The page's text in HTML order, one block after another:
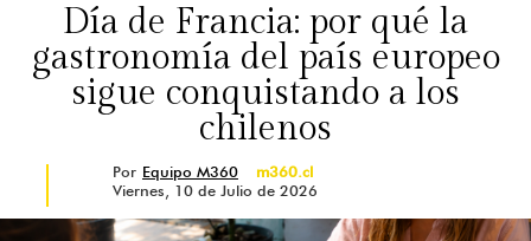
Día de Francia: por qué la
gastronomía del país europeo
sigue conquistando a los
chilenos
Por Equipo M360
m360.cl
Viernes, 10 de Julio de 2026